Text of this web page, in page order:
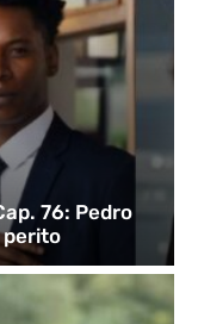
76: Pedro
perito